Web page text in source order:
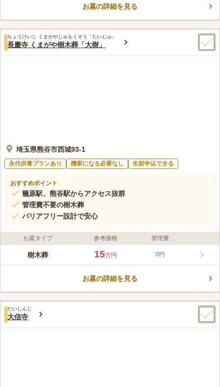
お墓の詳細を見る
ちょうけいじ くまがやじゅもくそう「たいじゅ」
長慶寺 くまがや樹木葬「大樹」
埼玉県熊谷市西城93-1
永代供養プランあり 檀家になる必要なし 生前申込できる
おすすめポイント
籠原駅、熊谷駅からアクセス抜群
管理費不要の樹木葬
バリアフリー設計で安心
お墓タイプ 参考価格 管理費
樹木葬 15万円 0円
お墓の詳細を見る
だいしんじ
大信寺